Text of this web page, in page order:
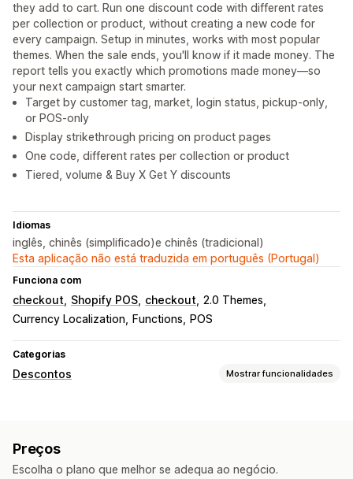
they add to cart. Run one discount code with different rates
per collection or product, without creating a new code for
every campaign. Setup in minutes, works with most popular
themes. When the sale ends, you'll know if it made money. The
report tells you exactly which promotions made money—so
your next campaign start smarter.
Target by customer tag, market, login status, pickup-only,
or POS-only
Display strikethrough pricing on product pages
One code, different rates per collection or product
Tiered, volume & Buy X Get Y discounts
Idiomas
inglês, chinês (simplificado)e chinês (tradicional)
Esta aplicação não está traduzida em português (Portugal)
Funciona com
checkout Shopify POS checkout 2.0 Themes
Currency Localization
Functions POS
Categorias
Descontos Mostrar funcionalidades
Descontos de volume
Descontos em percentagem Preços de grossista
Preços
Escolha o plano que melhor se adequa ao negócio.